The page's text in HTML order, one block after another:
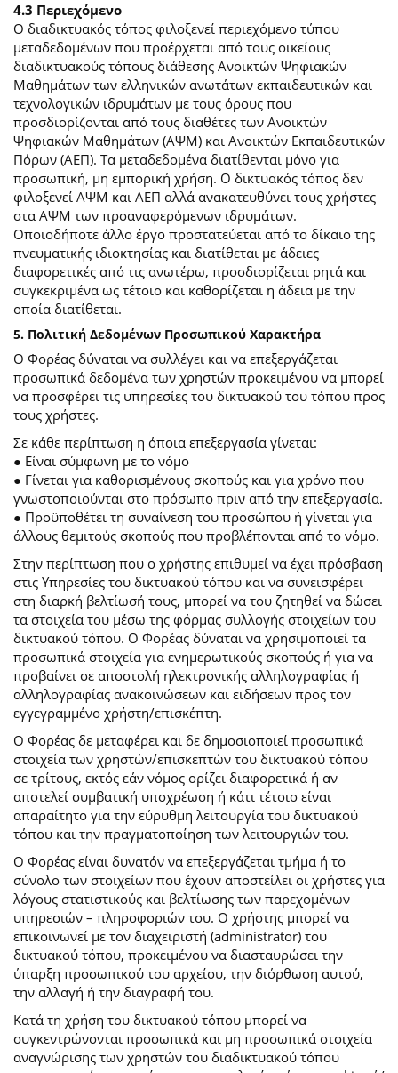
4.3 Περιεχόμενο
O διαδικτυακός τόπος φιλοξενεί περιεχόμενο τύπου
μεταδεδομένων που προέρχεται από τους οικείους
διαδικτυακούς τόπους διάθεσης Ανοικτών Ψηφιακών
Μαθημάτων των ελληνικών ανωτάτων εκπαιδευτικών και
τεχνολογικών ιδρυμάτων με τους όρους που
προσδιορίζονται από τους διαθέτες των Ανοικτών
Ψηφιακών Μαθημάτων (ΑΨΜ) και Ανοικτών Εκπαιδευτικών
Πόρων (ΑΕΠ). Τα μεταδεδομένα διατίθενται μόνο για
προσωπική, μη εμπορική χρήση. Ο δικτυακός τόπος δεν
φιλοξενεί ΑΨΜ και ΑΕΠ αλλά ανακατευθύνει τους χρήστες
στα ΑΨΜ των προαναφερόμενων ιδρυμάτων.
Οποιοδήποτε άλλο έργο προστατεύεται από το δίκαιο της
πνευματικής ιδιοκτησίας και διατίθεται με άδειες
διαφορετικές από τις ανωτέρω, προσδιορίζεται ρητά και
συγκεκριμένα ως τέτοιο και καθορίζεται η άδεια με την
οποία διατίθεται.
5. Πολιτική Δεδομένων Προσωπικού Χαρακτήρα
Ο Φορέας δύναται να συλλέγει και να επεξεργάζεται
προσωπικά δεδομένα των χρηστών προκειμένου να μπορεί
να προσφέρει τις υπηρεσίες του δικτυακού του τόπου προς
τους χρήστες.
Σε κάθε περίπτωση η όποια επεξεργασία γίνεται:
● Είναι σύμφωνη με το νόμο
● Γίνεται για καθορισμένους σκοπούς και για χρόνο που
γνωστοποιούνται στο πρόσωπο πριν από την επεξεργασία.
● Προϋποθέτει τη συναίνεση του προσώπου ή γίνεται για
άλλους θεμιτούς σκοπούς που προβλέπονται από το νόμο.
Στην περίπτωση που ο χρήστης επιθυμεί να έχει πρόσβαση
στις Υπηρεσίες του δικτυακού τόπου και να συνεισφέρει
στη διαρκή βελτίωσή τους, μπορεί να του ζητηθεί να δώσει
τα στοιχεία του μέσω της φόρμας συλλογής στοιχείων του
δικτυακού τόπου. Ο Φορέας δύναται να χρησιμοποιεί τα
προσωπικά στοιχεία για ενημερωτικούς σκοπούς ή για να
προβαίνει σε αποστολή ηλεκτρονικής αλληλογραφίας ή
αλληλογραφίας ανακοινώσεων και ειδήσεων προς τον
εγγεγραμμένο χρήστη/επισκέπτη.
Ο Φορέας δε μεταφέρει και δε δημοσιοποιεί προσωπικά
στοιχεία των χρηστών/επισκεπτών του δικτυακού τόπου
σε τρίτους, εκτός εάν νόμος ορίζει διαφορετικά ή αν
αποτελεί συμβατική υποχρέωση ή κάτι τέτοιο είναι
απαραίτητο για την εύρυθμη λειτουργία του δικτυακού
τόπου και την πραγματοποίηση των λειτουργιών του.
Ο Φορέας είναι δυνατόν να επεξεργάζεται τμήμα ή το
σύνολο των στοιχείων που έχουν αποστείλει οι χρήστες για
λόγους στατιστικούς και βελτίωσης των παρεχομένων
υπηρεσιών – πληροφοριών του. Ο χρήστης μπορεί να
επικοινωνεί με τον διαχειριστή (administrator) του
δικτυακού τόπου, προκειμένου να διασταυρώσει την
ύπαρξη προσωπικού του αρχείου, την διόρθωση αυτού,
την αλλαγή ή την διαγραφή του.
Κατά τη χρήση του δικτυακού τόπου μπορεί να
συγκεντρώνονται προσωπικά και μη προσωπικά στοιχεία
αναγνώρισης των χρηστών του διαδικτυακού τόπου